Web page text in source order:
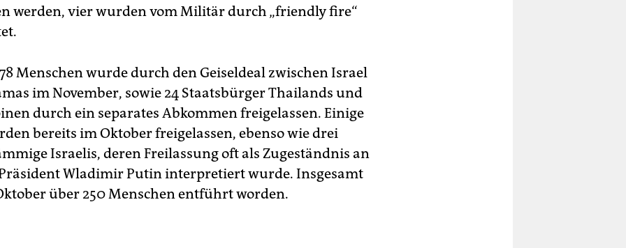
werden, vier wurden vom Militär durch „friendly fire“
Menschen wurde durch den Geiseldeal zwischen Israel
im November, sowie 24 Staatsbürger Thailands und
durch ein separates Abkommen freigelassen. Einige
bereits im Oktober freigelassen, ebenso wie drei
Israelis, deren Freilassung oft als Zugeständnis an
Wladimir Putin interpretiert wurde. Insgesamt
über 250 Menschen entführt worden.